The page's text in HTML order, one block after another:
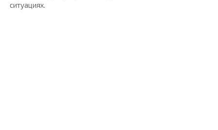
ситуациях.